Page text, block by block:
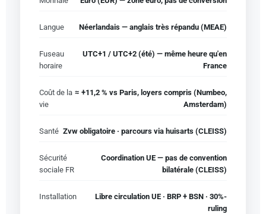
Langue Néerlandais — anglais très répandu (MEAE)
Fuseau
horaire
UTC+1 / UTC+2 (été) — même heure qu'en
France
Coût de la
vie
≈ +11,2 % vs Paris, loyers compris (Numbeo,
Amsterdam)
Santé Zvw obligatoire · parcours via huisarts (CLEISS)
Sécurité
sociale FR
Coordination UE — pas de convention
bilatérale (CLEISS)
Installation
Libre circulation UE · BRP + BSN · 30%-
ruling